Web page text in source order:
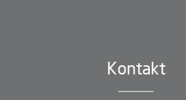
Kontakt